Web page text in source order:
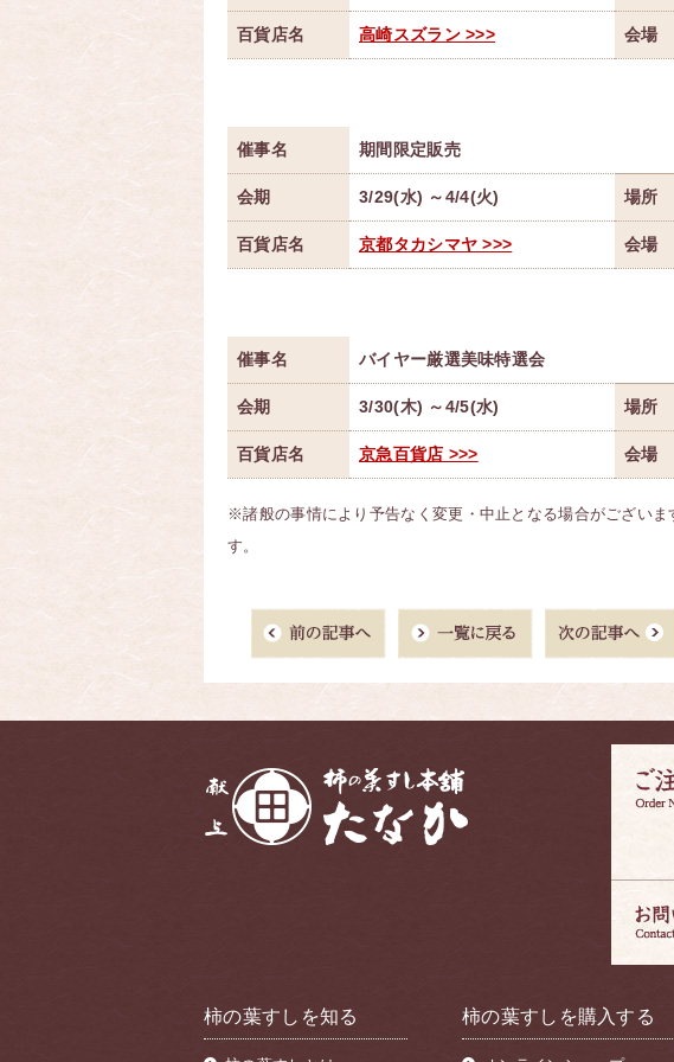
百貨店名 高崎スズラン >>> 会場
催事名 期間限定販売
会期 3/29(水) ～4/4(火) 場所
百貨店名 京都タカシマヤ >>> 会場
催事名 バイヤー厳選美味特選会
会期 3/30(木) ～4/5(水) 場所
百貨店名 京急百貨店 >>> 会場
※諸般の事情により予告なく変更・中止となる場合がござい
す。
柿の葉すしを知る 柿の葉すしを購入する